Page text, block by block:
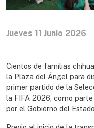
Jueves 11 Junio 2026
Cientos de familias
la Plaza del Ángel para
primer partido de la
la FIFA 2026, como
por el Gobierno del